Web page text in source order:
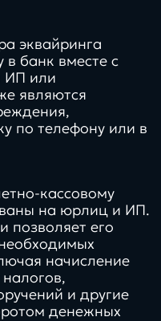
эквайринга
в банк вместе с
ИП или
являются
по телефону или в
кассовому
на юрлиц и ИП.
позволяет его
начисление
и другие
денежных